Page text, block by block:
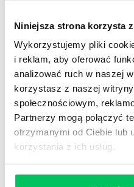
Niniejsza strona korzysta
Wykorzystujemy pliki
i reklam, aby oferować
analizować ruch w naszej
korzystasz z naszej
społecznościowym,
Partnerzy mogą połączyć
otrzymanymi od Ciebie lub
korzystania z ich usług.
WikiGamma,
Autorskie raporty,
Odpowiedzi na często